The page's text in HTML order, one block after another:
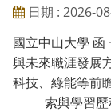
日期 : 2026-
國立中山大學 函
與未來職涯發展
科技、綠能等前
索與學習